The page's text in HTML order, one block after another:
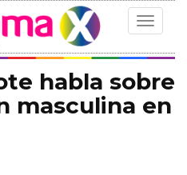
Toggle
habla sobre
masculina en